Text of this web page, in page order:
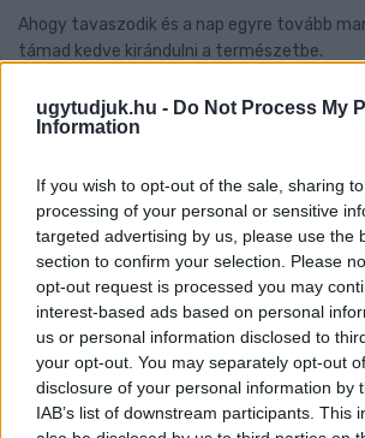
ugytudjuk.hu - Do Not Process My
Information
If you wish to opt-out of the sale, sharing
processing of your personal or sensitive
targeted advertising by us, please use the
section to confirm your selection. Please
opt-out request is processed you may
interest-based ads based on personal
us or personal information disclosed to
your opt-out. You may separately opt-out
disclosure of your personal information by
IAB’s list of downstream participants. This
Ahogy tavaszodik és a nap egyre tovább
támad kedve kirándulni a természetbe.